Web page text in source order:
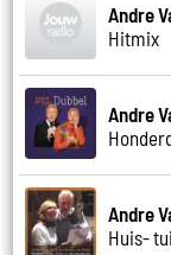
Andre
Hitmix
Andre
Andre
Huis-